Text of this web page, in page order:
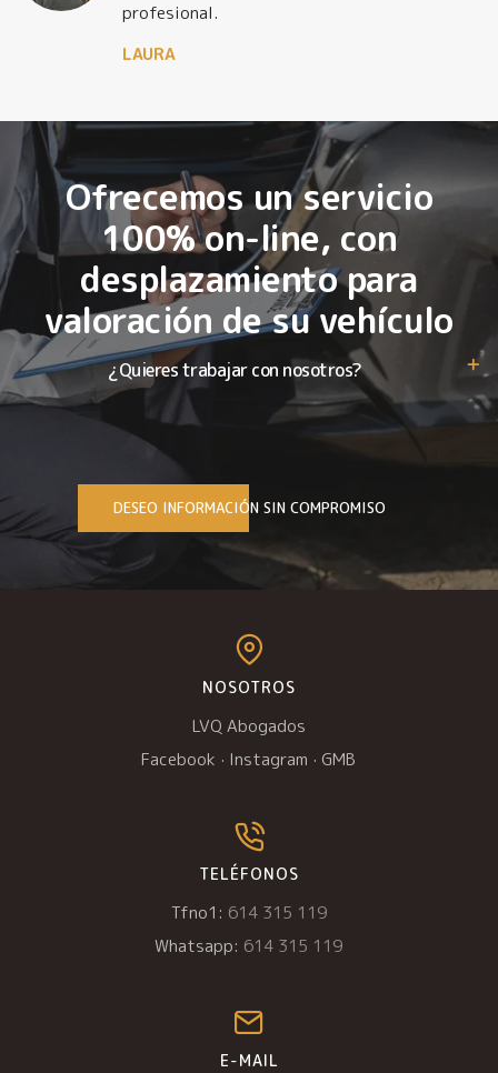
profesional.
LAURA
Ofrecemos un servicio
100% on-line, con
desplazamiento para
valoración de su vehículo
¿Quieres trabajar con nosotros?
DESEO INFORMACIÓN SIN COMPROMISO
NOSOTROS
LVQ Abogados
Facebook · Instagram · GMB
TELÉFONOS
Tfno1: 614 315 119
Whatsapp: 614 315 119
E-MAIL